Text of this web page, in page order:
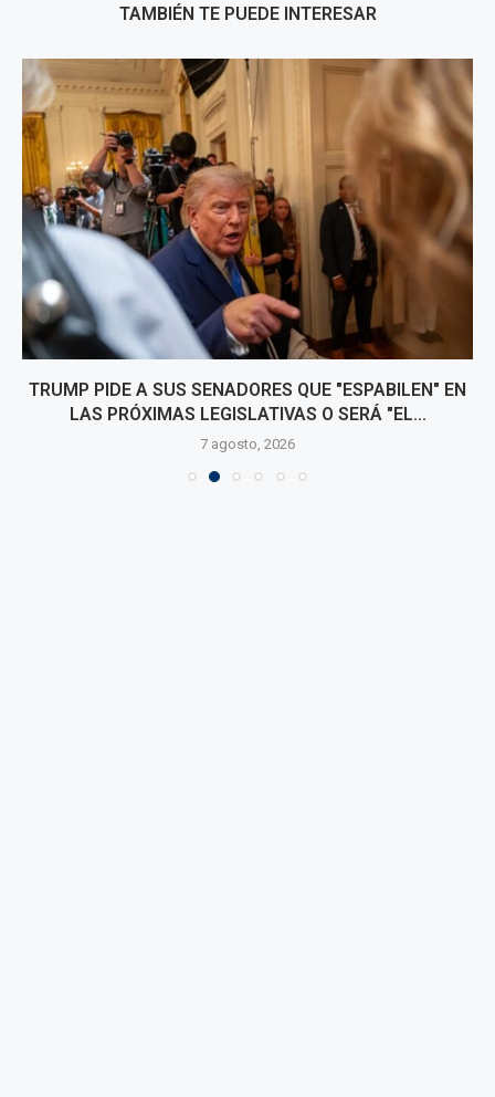
TAMBIÉN TE PUEDE INTERESAR
TRUMP PIDE A SUS SENADORES QUE "ESPABILEN" EN
LAS PRÓXIMAS LEGISLATIVAS O SERÁ "EL...
7 agosto, 2026